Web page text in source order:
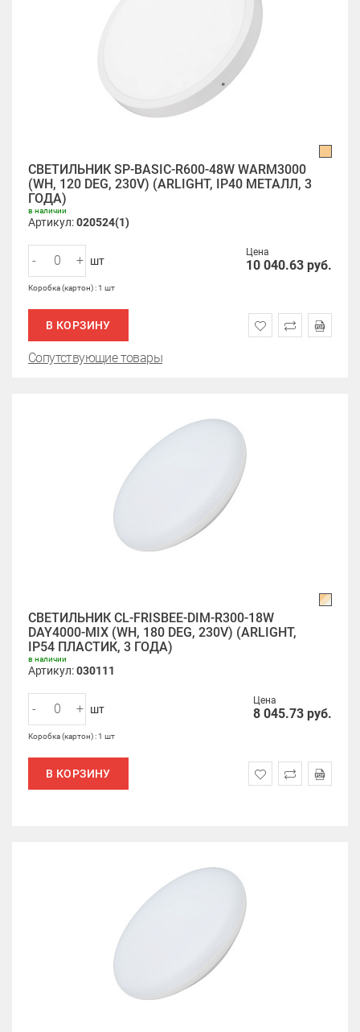
СВЕТИЛЬНИК SP-BASIC-R600-48W WARM3000
(WH, 120 DEG, 230V) (ARLIGHT, IP40 МЕТАЛЛ, 3
ГОДА)
в наличии
Артикул:020524(1)
Цена
10 040.63 руб.
- + шт
Коробка (картон) : 1 шт
В КОРЗИНУ
Сопутствующие товары
СВЕТИЛЬНИК CL-FRISBEE-DIM-R300-18W
DAY4000-MIX (WH, 180 DEG, 230V) (ARLIGHT,
IP54 ПЛАСТИК, 3 ГОДА)
в наличии
Артикул:030111
Цена
8 045.73 руб.
- + шт
Коробка (картон) : 1 шт
В КОРЗИНУ